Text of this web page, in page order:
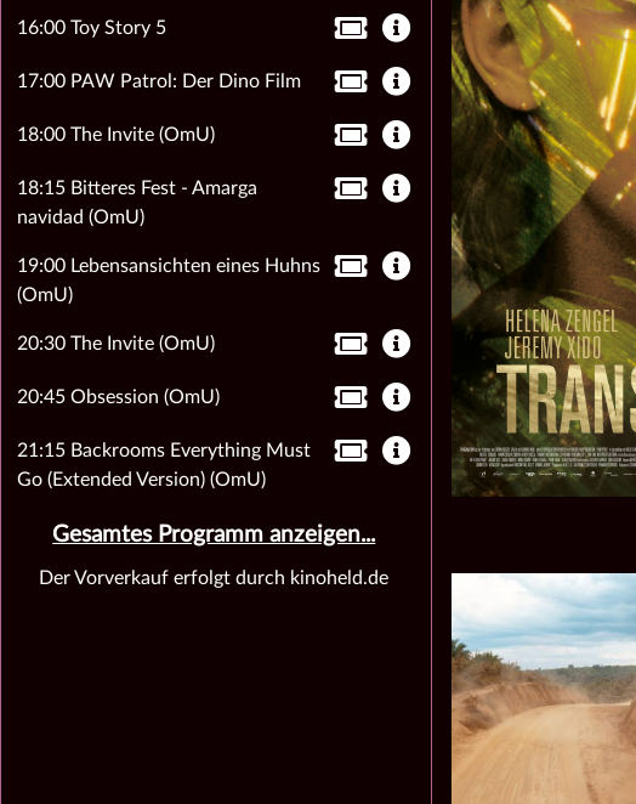
16:00 Toy Story 5
17:00 PAW Patrol: Der Dino Film
18:00 The Invite (OmU)
18:15 Bitteres Fest - Amarga
navidad (OmU)
19:00 Lebensansichten eines Huhns
(OmU)
20:30 The Invite (OmU)
20:45 Obsession (OmU)
21:15 Backrooms Everything Must
Go (Extended Version) (OmU)
Gesamtes Programm anzeigen...
Der Vorverkauf erfolgt durch kinoheld.de